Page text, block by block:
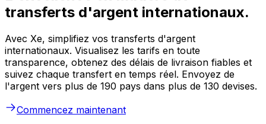
transferts d'argent internationaux.
Avec Xe, simplifiez vos transferts d'argent
internationaux. Visualisez les tarifs en toute
transparence, obtenez des délais de livraison fiables et
suivez chaque transfert en temps réel. Envoyez de
l'argent vers plus de 190 pays dans plus de 130 devises.
Commencez maintenant